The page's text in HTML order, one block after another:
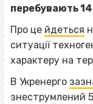
перебувають
Про це йдеться
ситуації
характеру на
В Укренерго
знеструмлений